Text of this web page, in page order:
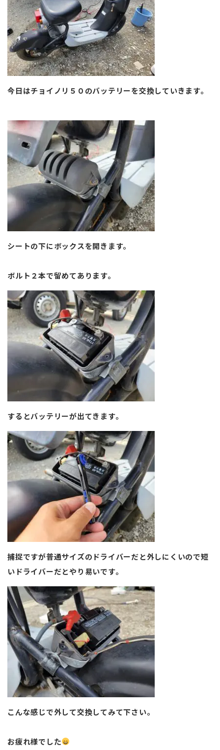
今日はチョイノリ５０のバッテリーを交換していきます。
シートの下にボックスを開きます。
ボルト２本で留めてあります。
するとバッテリーが出てきます。
捕捉ですが普通サイズのドライバーだと外しにくいので短
いドライバーだとやり易いです。
こんな感じで外して交換してみて下さい。
お疲れ様でした